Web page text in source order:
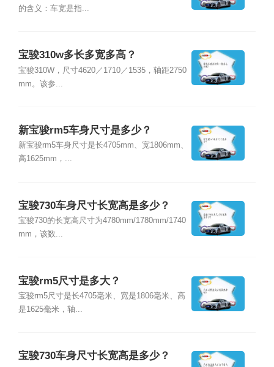
的含义：车宽是指...
宝骏310w多长多宽多高？
宝骏310W，尺寸4620／1710／1535，轴距2750
mm。该参...
新宝骏rm5车身尺寸是多少？
新宝骏rm5车身尺寸是长4705mm、宽1806mm、
高1625mm，...
宝骏730车身尺寸长宽高是多少？
宝骏730的长宽高尺寸为4780mm/1780mm/1740
mm，该数...
宝骏rm5尺寸是多大？
宝骏rm5尺寸是长4705毫米、宽是1806毫米、高
是1625毫米，轴...
宝骏730车身尺寸长宽高是多少？